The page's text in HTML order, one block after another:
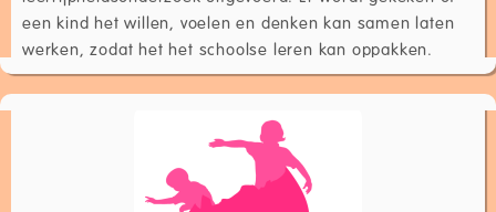
een kind het willen, voelen en denken kan samen laten
werken, zodat het het schoolse leren kan oppakken.